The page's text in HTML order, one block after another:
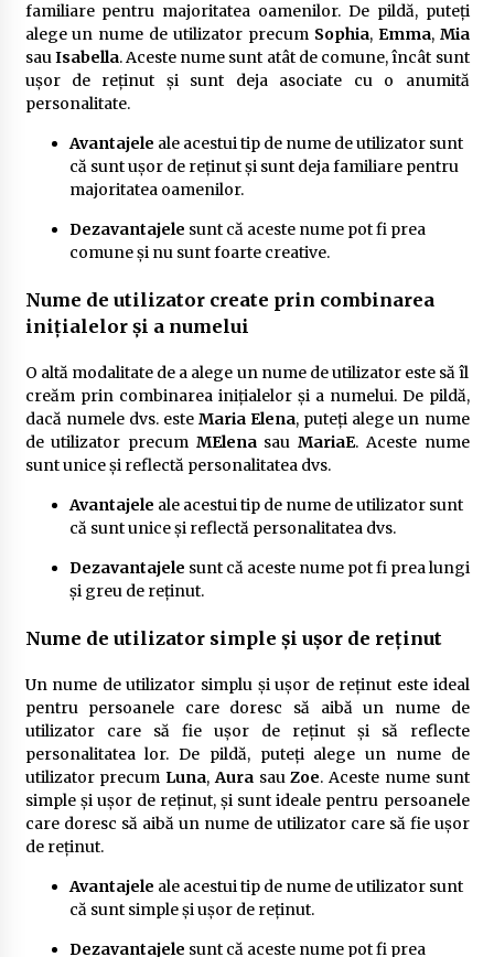
familiare pentru majoritatea oamenilor. De pildă, puteți
alege un nume de utilizator precum Sophia, Emma, Mia
sauIsabella. Aceste nume sunt atât de comune, încât sunt
ușor de reținut și sunt deja asociate cu o anumită
personalitate.
Avantajele ale acestui tip de nume de utilizator sunt
că sunt ușor de reținut și sunt deja familiare pentru
majoritatea oamenilor.
Dezavantajele sunt că aceste nume pot fi prea
comune și nu sunt foarte creative.
Nume de utilizator create prin combinarea
inițialelor și a numelui
O altă modalitate de a alege un nume de utilizator este să îl
creăm prin combinarea inițialelor și a numelui. De pildă,
dacă numele dvs. este Maria Elena, puteți alege un nume
de utilizator precum MElenasauMariaE. Aceste nume
sunt unice și reflectă personalitatea dvs.
Avantajele ale acestui tip de nume de utilizator sunt
că sunt unice și reflectă personalitatea dvs.
Dezavantajele sunt că aceste nume pot fi prea lungi
și greu de reținut.
Nume de utilizator simple și ușor de reținut
Un nume de utilizator simplu și ușor de reținut este ideal
pentru persoanele care doresc să aibă un nume de
utilizator care să fie ușor de reținut și să reflecte
personalitatea lor. De pildă, puteți alege un nume de
utilizator precum Luna,AurasauZoe. Aceste nume sunt
simple și ușor de reținut, și sunt ideale pentru persoanele
care doresc să aibă un nume de utilizator care să fie ușor
de reținut.
Avantajele ale acestui tip de nume de utilizator sunt
că sunt simple și ușor de reținut.
Dezavantajele sunt că aceste nume pot fi prea